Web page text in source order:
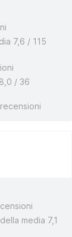
7,6 / 115
/ 36
media 7,1